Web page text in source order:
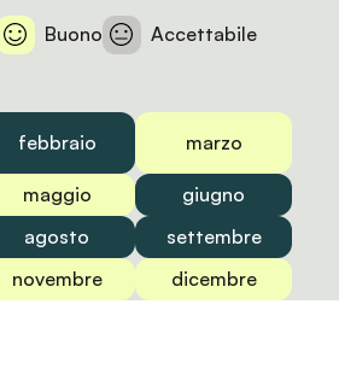
Buono Accettabile
febbraio marzo
maggio
giugno
agosto
settembre
novembre dicembre